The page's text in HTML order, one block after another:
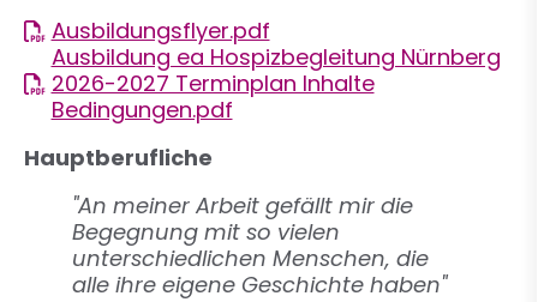
Ausbildungsflyer.pdf
Ausbildung ea Hospizbegleitung Nürnberg
2026-2027 Terminplan Inhalte
Bedingungen.pdf
Hauptberufliche
"An meiner Arbeit gefällt mir die
Begegnung mit so vielen
unterschiedlichen Menschen, die
alle ihre eigene Geschichte haben"